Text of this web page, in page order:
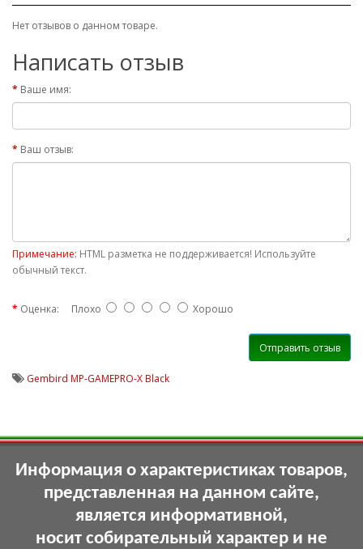
Нет отзывов о данном товаре.
Написать отзыв
Ваше имя:
Ваш отзыв:
Примечание: HTML разметка не поддерживается! Используйте
обычный текст.
Оценка: Плохо Хорошо
Отправить отзыв
Gembird MP-GAMEPRO-X Black
Информация о характеристиках товаров,
представленная на данном сайте,
является информативной,
носит собирательный характер и не